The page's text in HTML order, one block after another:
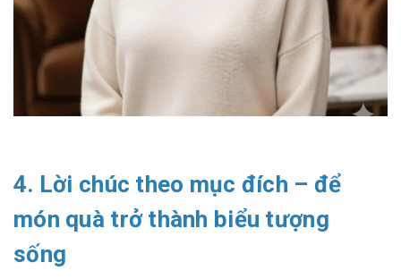
4. Lời chúc theo mục đích – để
món quà trở thành biểu tượng
sống